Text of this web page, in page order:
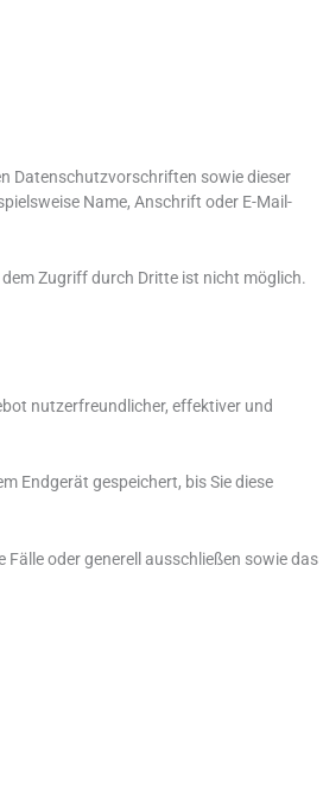
Datenschutzvorschriften sowie dieser
Name, Anschrift oder E-Mail-
Zugriff durch Dritte ist nicht möglich.
nutzerfreundlicher, effektiver und
Endgerät gespeichert, bis Sie diese
oder generell ausschließen sowie das